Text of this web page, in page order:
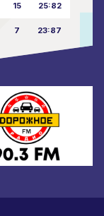
15 25:82
7 23:87